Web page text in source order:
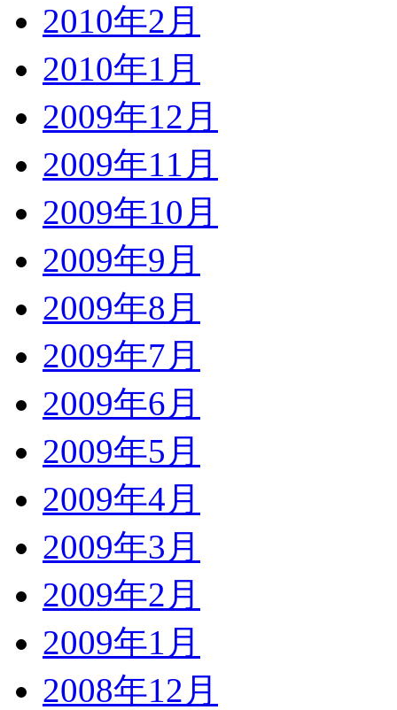
2010年2月
2010年1月
2009年12月
2009年11月
2009年10月
2009年9月
2009年8月
2009年7月
2009年6月
2009年5月
2009年4月
2009年3月
2009年2月
2009年1月
2008年12月